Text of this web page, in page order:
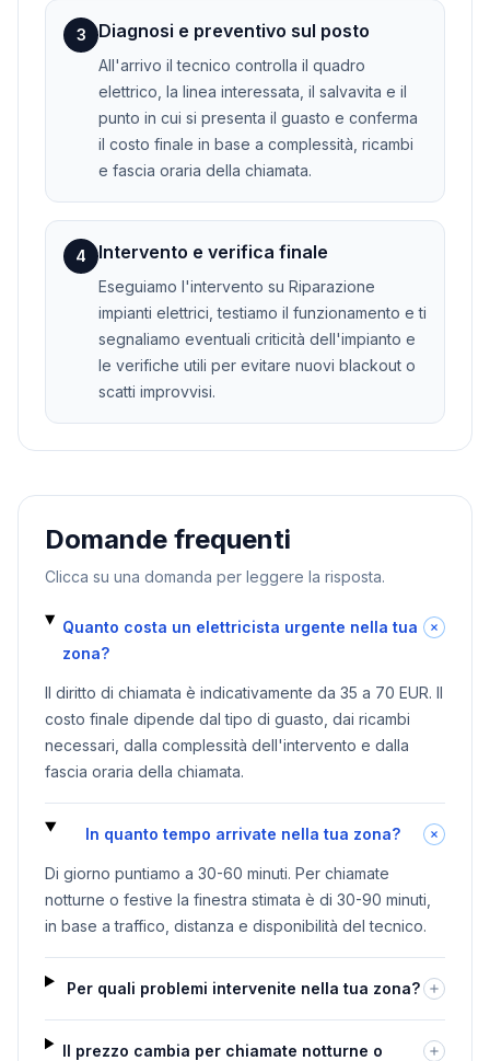
3 Diagnosi e preventivo sul posto
All'arrivo il tecnico controlla il quadro
elettrico, la linea interessata, il salvavita e il
punto in cui si presenta il guasto e conferma
il costo finale in base a complessità, ricambi
e fascia oraria della chiamata.
4 Intervento e verifica finale
Eseguiamo l'intervento su Riparazione
impianti elettrici, testiamo il funzionamento e ti
segnaliamo eventuali criticità dell'impianto e
le verifiche utili per evitare nuovi blackout o
scatti improvvisi.
Domande frequenti
Clicca su una domanda per leggere la risposta.
Quanto costa un elettricista urgente nella tua
zona?
Il diritto di chiamata è indicativamente da 35 a 70 EUR. Il
costo finale dipende dal tipo di guasto, dai ricambi
necessari, dalla complessità dell'intervento e dalla
fascia oraria della chiamata.
In quanto tempo arrivate nella tua zona?
Di giorno puntiamo a 30-60 minuti. Per chiamate
notturne o festive la finestra stimata è di 30-90 minuti,
in base a traffico, distanza e disponibilità del tecnico.
Per quali problemi intervenite nella tua zona?
Il prezzo cambia per chiamate notturne o